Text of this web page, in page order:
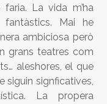
La vida m’ha
Mai he
ambiciosa però
grans teatres com
aleshores, el que
siguin signficatives,
La propera